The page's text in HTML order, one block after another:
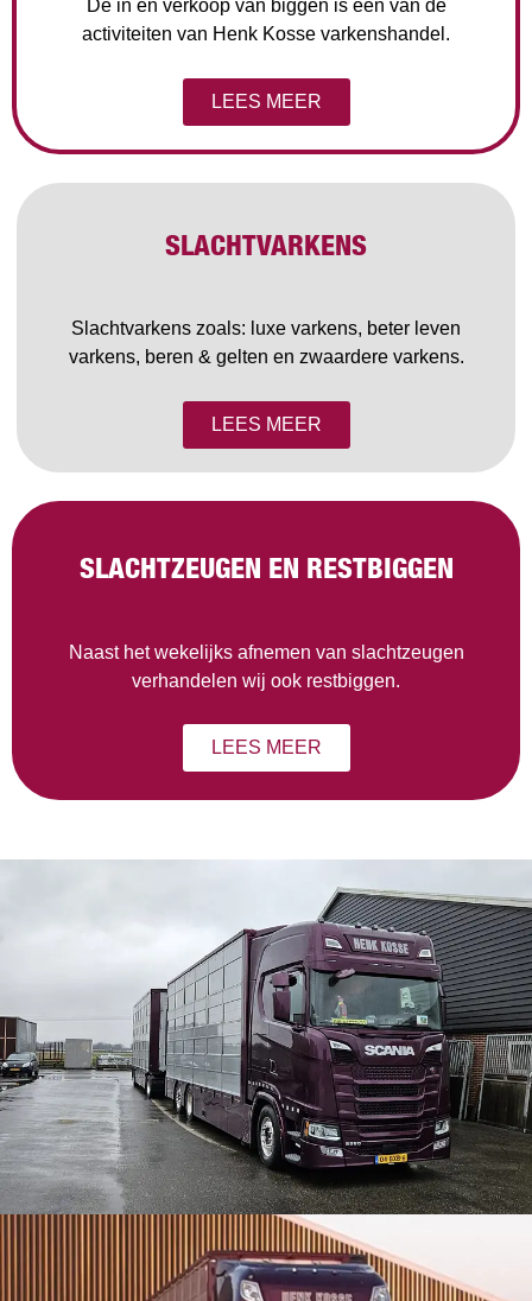
De in en verkoop van biggen is één van de
activiteiten van Henk Kosse varkenshandel.
LEES MEER
SLACHTVARKENS
Slachtvarkens zoals: luxe varkens, beter leven
varkens, beren & gelten en zwaardere varkens.
LEES MEER
SLACHTZEUGEN EN RESTBIGGEN
Naast het wekelijks afnemen van slachtzeugen
verhandelen wij ook restbiggen.
LEES MEER